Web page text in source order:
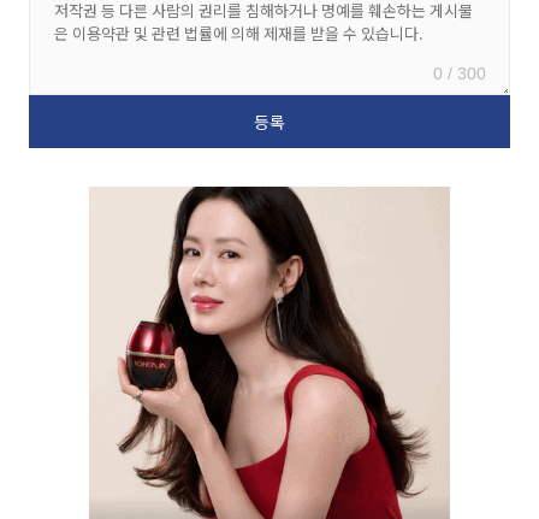
0 / 300